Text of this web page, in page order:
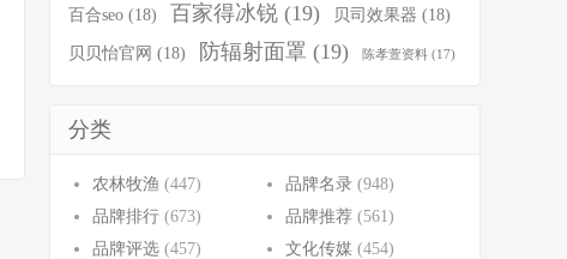
百合seo (18) 百家得冰锐 (19) 贝司效果器 (18)
贝贝怡官网 (18) 防辐射面罩 (19) 陈孝萱资料 (17)
分类
农林牧渔 (447) 品牌名录 (948)
品牌排行 (673) 品牌推荐 (561)
品牌评选 (457) 文化传媒 (454)